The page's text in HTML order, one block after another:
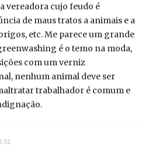
vereadora cujo feudo é
de maus tratos a animais e a
etc. Me parece um grande
é o temo na moda,
com um verniz
nenhum animal deve ser
trabalhador é comum e